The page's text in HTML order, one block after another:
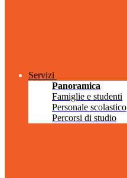
Servizi
Panoramica
Famiglie e studenti
Personale scolastico
Percorsi di studio